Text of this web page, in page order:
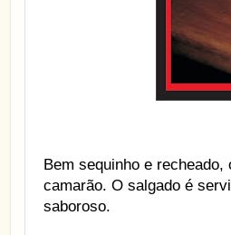
Bem sequinho e
camarão. O salgado é
saboroso.